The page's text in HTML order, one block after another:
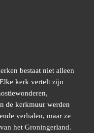
bestaat niet alleen
kerk vertelt zijn
de kerkmuur werden
verhalen, maar ze
het Groningerland.